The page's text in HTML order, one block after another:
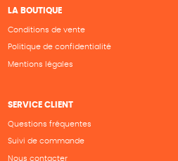
LA BOUTIQUE
Conditions de vente
Politique de confidentialité
Mentions légales
SERVICE CLIENT
Questions fréquentes
Suivi de commande
Nous contacter